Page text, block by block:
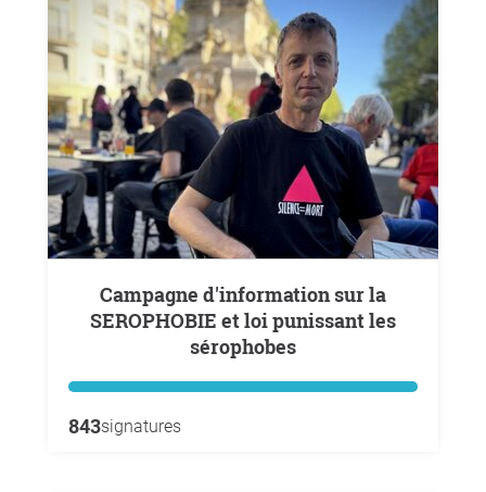
Campagne d'information sur la
SEROPHOBIE et loi punissant les
sérophobes
843signatures